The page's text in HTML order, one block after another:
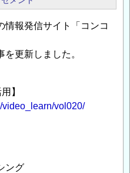
情報発信サイト「コンコ
を更新しました。
】
video_learn/vol020/
ング